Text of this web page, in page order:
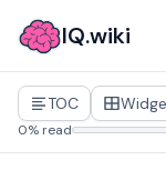
IQ.wiki
TOC
0% read